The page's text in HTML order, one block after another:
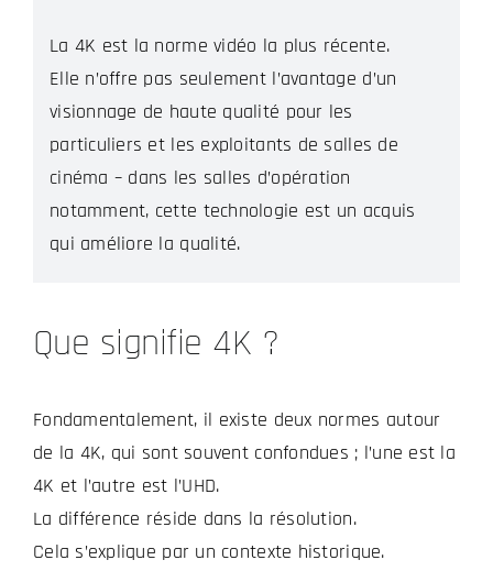
La 4K est la norme vidéo la plus récente.
Elle n’offre pas seulement l’avantage d’un
visionnage de haute qualité pour les
particuliers et les exploitants de salles de
cinéma – dans les salles d’opération
notamment, cette technologie est un acquis
qui améliore la qualité.
Que signifie 4K ?
Fondamentalement, il existe deux normes autour
de la 4K, qui sont souvent confondues ; l’une est la
4K et l’autre est l’UHD.
La différence réside dans la résolution.
Cela s’explique par un contexte historique.